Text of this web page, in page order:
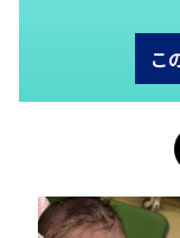
こ